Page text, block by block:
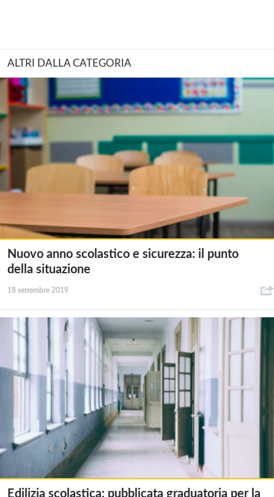
ALTRI DALLA CATEGORIA
Nuovo anno scolastico e sicurezza: il punto
della situazione
18 settembre 2019
Edilizia scolastica: pubblicata graduatoria per la